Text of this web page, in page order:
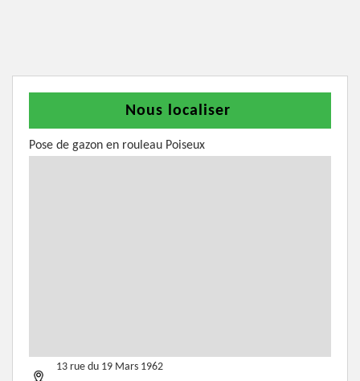
Nous localiser
Pose de gazon en rouleau Poiseux
13 rue du 19 Mars 1962